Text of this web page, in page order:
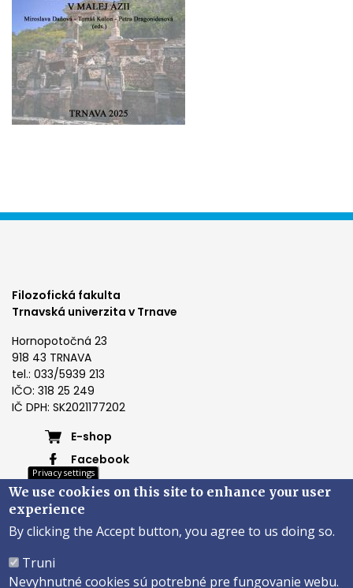
Filozofická fakulta
Trnavská univerzita v Trnave
Hornopotočná 23
918 43 TRNAVA
tel.: 033/5939 213
IČO: 318 25 249
IČ DPH: SK2021177202
Footer
menu
4
E-shop
Facebook
Instagram
Youtube
Päta
Privacy settings
We use cookies on this site to enhance your user
experience
By clicking the Accept button, you agree to us doing so.
Truni
Nevyhnutné cookies sú potrebné pre fungovanie webu.